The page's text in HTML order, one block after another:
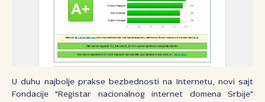
U duhu najbolje prakse bezbednosti na Internetu, novi sajt
Fondacije "Registar nacionalnog internet domena Srbije"